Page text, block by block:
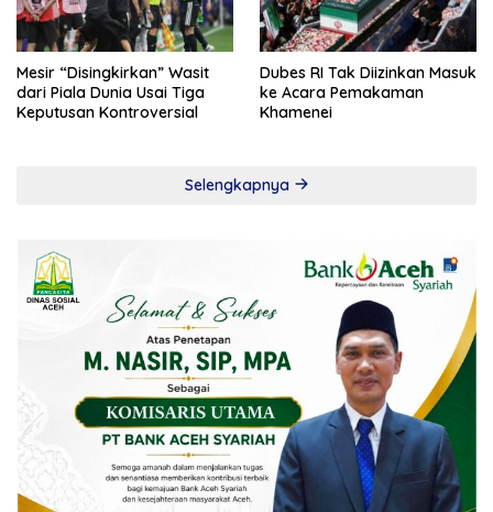
Mesir “Disingkirkan” Wasit
dari Piala Dunia Usai Tiga
Keputusan Kontroversial
Dubes RI Tak Diizinkan Masuk
ke Acara Pemakaman
Khamenei
Selengkapnya